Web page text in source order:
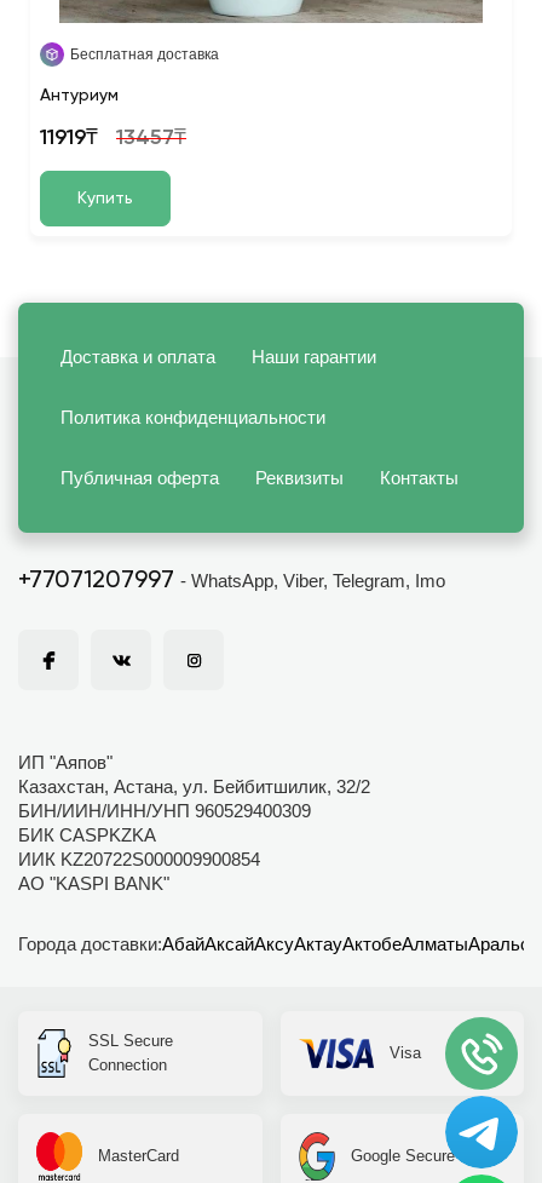
Бесплатная доставка
Антуриум
11919₸ 13457₸
Купить
Доставка и оплата Наши гарантии
Политика конфиденциальности
Публичная оферта Реквизиты Контакты
+77071207997 - WhatsApp, Viber, Telegram, Imo
ИП "Аяпов"
Казахстан, Астана, ул. Бейбитшилик, 32/2
БИН/ИИН/ИНН/УНП 960529400309
БИК CASPKZKA
ИИК KZ20722S000009900854
АО "KASPI BANK"
Города доставки:АбайАксайАксуАктауАктобеАлматыАральск
SSL Secure
Connection
Visa
MasterCard Google Secure